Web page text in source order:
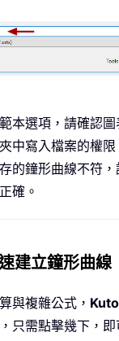
本選項，請確認
中寫入檔案的權限
的鐘形曲線不符
確。
建立鐘形曲線
與複雜公式，
只需點擊幾下，